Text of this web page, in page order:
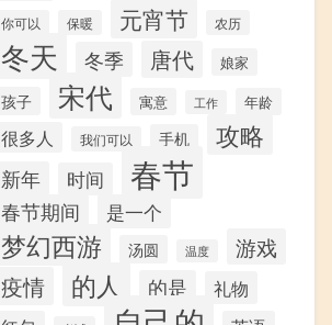
你可以 保暖 元宵节 农历
冬天 冬季 唐代 娘家
孩子 宋代 寓意 工作 年龄
很多人 我们可以 手机 攻略
新年 时间 春节
春节期间 是一个
梦幻西游 汤圆 温度 游戏
疫情 的人 的是 礼物